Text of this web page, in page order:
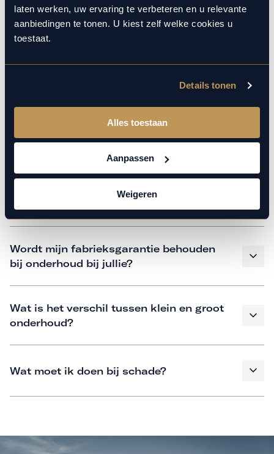
laten werken, uw ervaring te verbeteren en u relevante
aanbiedingen te tonen. U kiest zelf welke cookies u
toestaat.
Details tonen
Alles toestaan
Aanpassen
Weigeren
verzorgen het onderhoud op hetzelfde niveau als een
merkdealer. Kom gerust langs in onze werkplaats voor een
Hoe weet ik welk onderhoud mijn
auto nodig heeft en wanneer?
Is vervangend vervoer mogelijk?
Wordt mijn fabrieksgarantie behouden
bij onderhoud bij jullie?
Wat is het verschil tussen klein en groot
onderhoud?
Wat moet ik doen bij schade?